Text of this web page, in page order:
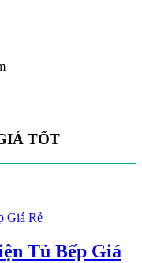
₫.
TỐT
Tủ Bếp Giá